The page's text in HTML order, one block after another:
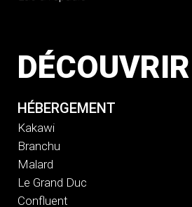
DÉCOUVRIR
HÉBERGEMENT
Kakawi
Branchu
Malard
Le Grand Duc
Confluent